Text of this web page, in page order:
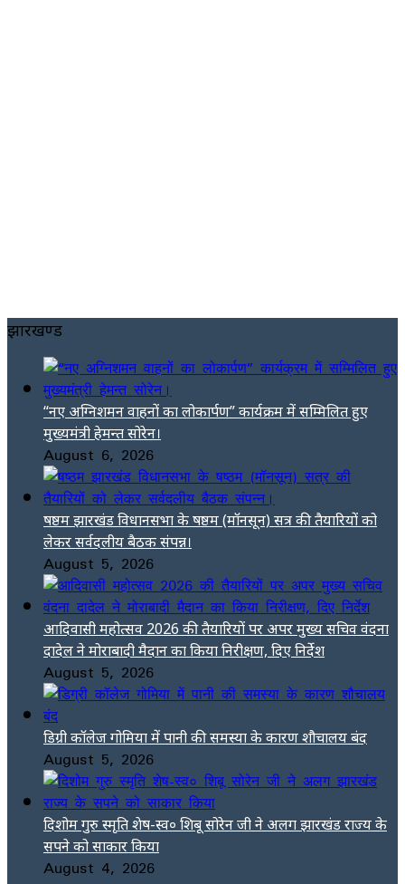
झारखण्ड
“नए अग्निशमन वाहनों का लोकार्पण” कार्यक्रम में सम्मिलित हुए
मुख्यमंत्री हेमन्त सोरेन।
August 6, 2026
षष्ठम झारखंड विधानसभा के षष्ठम (मॉनसून) सत्र की तैयारियों को
लेकर सर्वदलीय बैठक संपन्न।
August 5, 2026
आदिवासी महोत्सव 2026 की तैयारियों पर अपर मुख्य सचिव वंदना
दादेल ने मोराबादी मैदान का किया निरीक्षण, दिए निर्देश
August 5, 2026
डिग्री कॉलेज गोमिया में पानी की समस्या के कारण शौचालय बंद
August 5, 2026
दिशोम गुरु स्मृति शेष-स्व० शिबू सोरेन जी ने अलग झारखंड राज्य के
सपने को साकार किया
August 4, 2026